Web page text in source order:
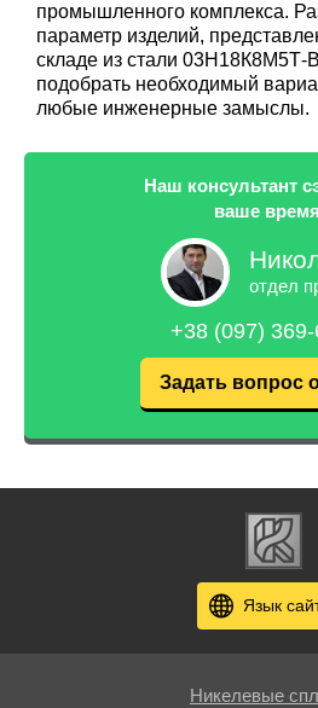
промышленного комплекса.
параметр изделий,
складе из стали 03Н18К8М5Т-
подобрать необходимый
любые инженерные замыслы.
Наш консультант
ваше
отдел
+38 (097)
Задать вопрос
Язык
Никелевые